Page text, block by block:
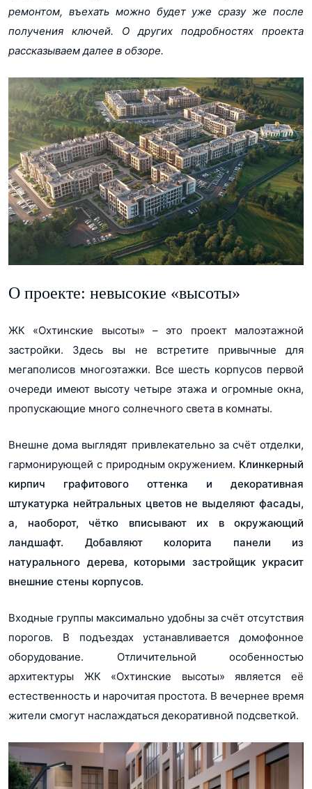
ремонтом, въехать можно будет уже сразу же после
получения ключей. О других подробностях проекта
рассказываем далее в обзоре.
О проекте: невысокие «высоты»
ЖК «Охтинские высоты» – это проект малоэтажной
застройки. Здесь вы не встретите привычные для
мегаполисов многоэтажки. Все шесть корпусов первой
очереди имеют высоту четыре этажа и огромные окна,
пропускающие много солнечного света в комнаты.
Внешне дома выглядят привлекательно за счёт отделки,
гармонирующей с природным окружением. Клинкерный
кирпич графитового оттенка и декоративная
штукатурка нейтральных цветов не выделяют фасады,
а, наоборот, чётко вписывают их в окружающий
ландшафт. Добавляют колорита панели из
натурального дерева, которыми застройщик украсит
внешние стены корпусов.
Входные группы максимально удобны за счёт отсутствия
порогов. В подъездах устанавливается домофонное
оборудование. Отличительной особенностью
архитектуры ЖК «Охтинские высоты» является её
естественность и нарочитая простота. В вечернее время
жители смогут наслаждаться декоративной подсветкой.